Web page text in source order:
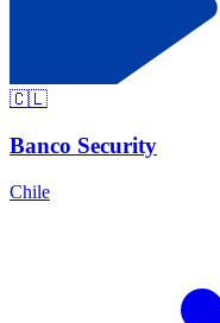
🇨🇱
Banco Security
Chile